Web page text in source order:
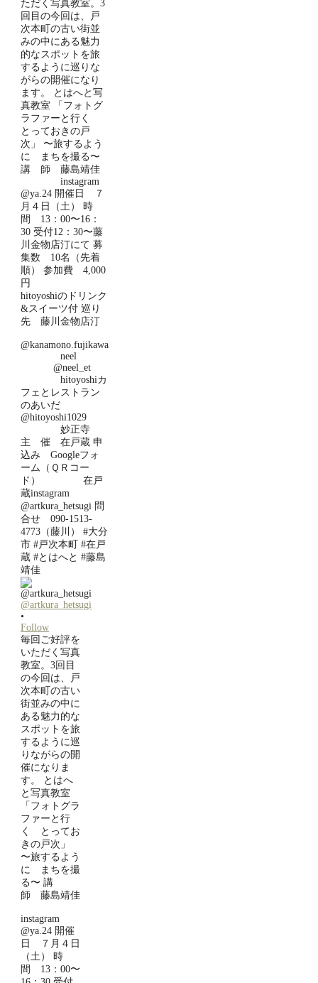
@artkura_hetsugi
•
Follow
毎回ご好評を
いただく写真
教室。3回目
の今回は、戸
次本町の古い
街並みの中に
ある魅力的な
スポットを旅
するように巡
りながらの開
催になりま
す。 とはへ
と写真教室
「フォトグラ
ファーと行
く とってお
きの戸次」
〜旅するよう
に まちを撮
る〜 講
師 藤島靖佳
instagram
@ya.24 開催
日 ７月４日
（土） 時
間 13：00〜